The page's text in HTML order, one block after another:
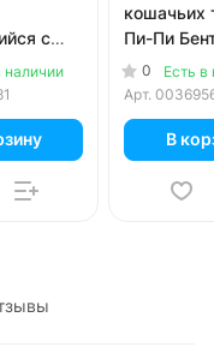
с
наличии
кошачьих
Пи-Пи
Классик
0
Есть в
Арт.
В